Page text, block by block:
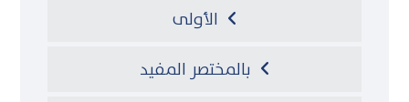
الأولى
بالمختصر المفيد